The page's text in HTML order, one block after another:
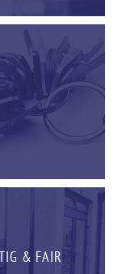
& FAIR